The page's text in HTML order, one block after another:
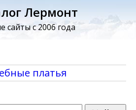
Лермонт
сайты с 2006 года
платья